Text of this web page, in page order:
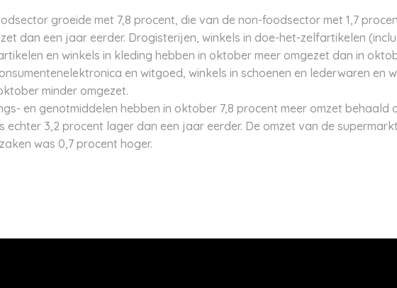
groeide met 7,8 procent, die van de non-foodsector met 1,7
dan een jaar eerder. Drogisterijen, winkels in doe-het-zelfartikelen
en winkels in kleding hebben in oktober meer omgezet dan in
en witgoed, winkels in schoenen en lederwaren en
minder omgezet.
en genotmiddelen hebben in oktober 7,8 procent meer omzet behaald
echter 3,2 procent lager dan een jaar eerder. De omzet van de
was 0,7 procent hoger.